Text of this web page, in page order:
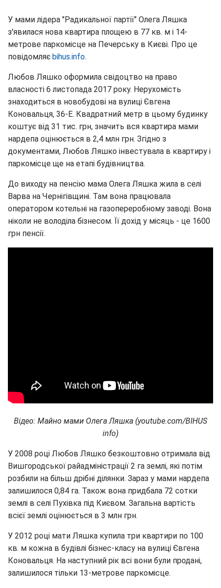
У мами лідера "Радикальної партії" Олега Ляшка
з'явилася нова квартира площею в 77 кв. м і 14-
метрове паркомісце на Печерську в Києві. Про це
повідомляє bihus.info.
Любов Ляшко оформила свідоцтво на право
власності 6 листопада 2017 року. Нерухомість
знаходиться в новобудові на вулиці Євгена
Коновальця, 36-Е. Квадратний метр в цьому будинку
коштує від 31 тис. грн, значить вся квартира мами
нардепа оцінюється в 2,4 млн грн. Згідно з
документами, Любов Ляшко інвестувала в квартиру і
паркомісце ще на етапі будівництва.
До виходу на пенсію мама Олега Ляшка жила в селі
Варва на Чернігівщині. Там вона працювала
оператором котельні на газопереробному заводі. Вона
ніколи не володіла бізнесом. Її дохід у місяць - це 1600
грн пенсії.
Відео: Майно мами Олега Ляшка (youtube.com/BIHUS
info)
У 2008 році Любов Ляшко безкоштовно отримала від
Вишгородської райадміністрації 2 га землі, які потім
розбили на більш дрібні ділянки. Зараз у мами нардепа
залишилося 0,84 га. Також вона придбала 72 сотки
землі в селі Пухівка під Києвом. Загальна вартість
всієї землі оцінюється в 3 млн грн.
У 2012 році мати Ляшка купила три квартири по 100
кв. м кожна в будівлі бізнес-класу на вулиці Євгена
Коновальця. На наступний рік всі вони були продані,
залишилося тільки 13-метрове паркомісце.